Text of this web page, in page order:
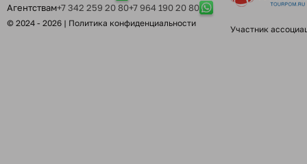
Агентствам+7 342 259 20 80+7 964 190 20 80
© 2024 - 2026 | Политика конфиденциальности
Участник